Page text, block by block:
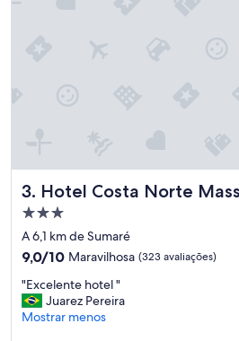
3. Hotel Costa Norte
Hotel Costa Norte Massaguaçu
Propriedade
3.0
estrelas
A 6,1 km de Sumaré
9.0
10,
Maravilhosa,
(323
9,0/10 Maravilhosa (323 avaliações)
"
E
x
"Excelente hotel "
Juarez Pereira
Mostrar menos